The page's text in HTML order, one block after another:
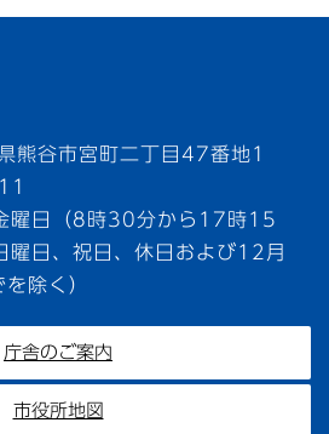
谷市宮町二丁目47番地1
曜日（8時30分から17時15
曜日、祝日、休日および12月
除く）
庁舎のご案内
市役所地図